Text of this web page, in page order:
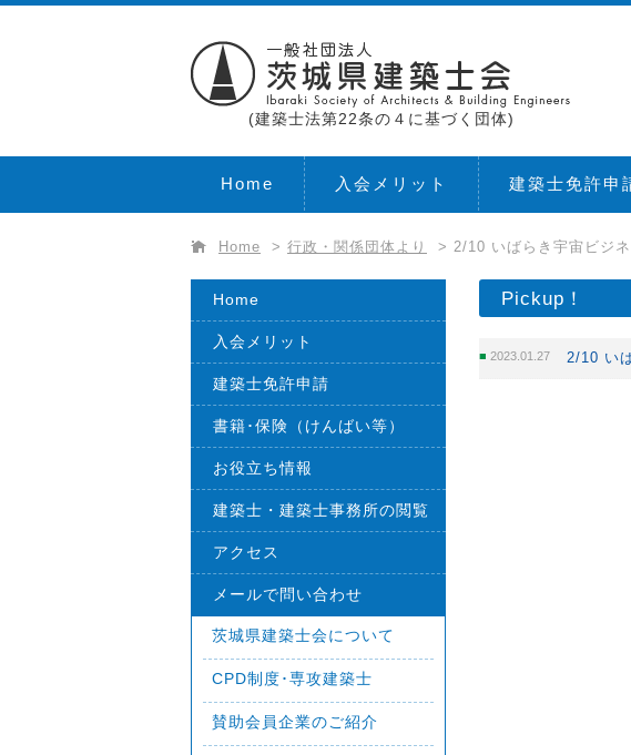
(建築士法第22条の４に基づく団体)
Home 入会メリット 建築士免許申
Home > 行政・関係団体より > 2/10 いばらき宇宙ビジ
Pickup！
2023.01.27 2/10 い
Home
入会メリット
建築士免許申請
書籍･保険（けんばい等）
お役立ち情報
建築士・建築士事務所の閲覧
アクセス
メールで問い合わせ
茨城県建築士会について
CPD制度･専攻建築士
賛助会員企業のご紹介